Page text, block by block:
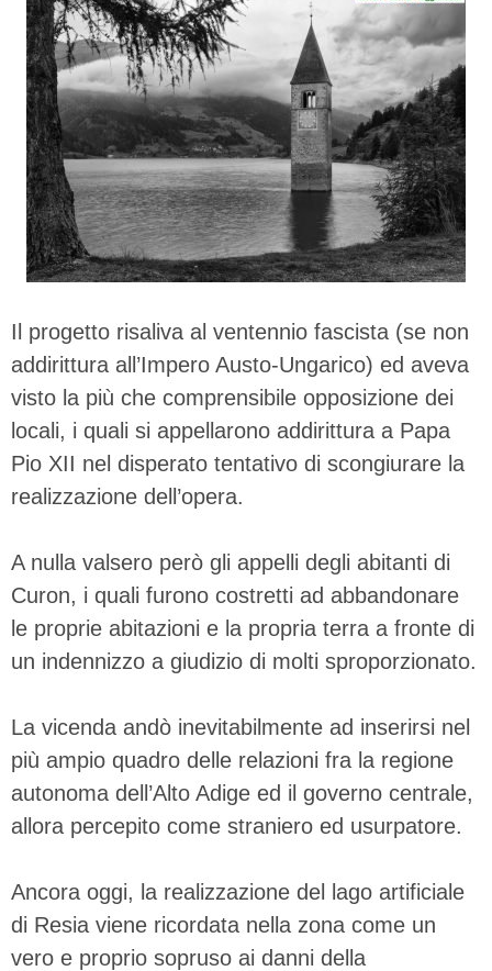
Il progetto risaliva al ventennio fascista (se non
addirittura all’Impero Austo-Ungarico) ed aveva
visto la più che comprensibile opposizione dei
locali, i quali si appellarono addirittura a Papa
Pio XII nel disperato tentativo di scongiurare la
realizzazione dell’opera.
A nulla valsero però gli appelli degli abitanti di
Curon, i quali furono costretti ad abbandonare
le proprie abitazioni e la propria terra a fronte di
un indennizzo a giudizio di molti sproporzionato.
La vicenda andò inevitabilmente ad inserirsi nel
più ampio quadro delle relazioni fra la regione
autonoma dell’Alto Adige ed il governo centrale,
allora percepito come straniero ed usurpatore.
Ancora oggi, la realizzazione del lago artificiale
di Resia viene ricordata nella zona come un
vero e proprio sopruso ai danni della